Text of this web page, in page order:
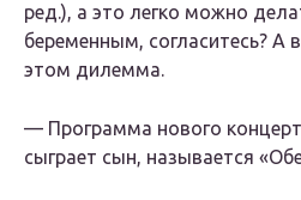
ред.), а это легко можно
беременным, согласитесь? А
этом дилемма.
— Программа нового
сыграет сын, называется